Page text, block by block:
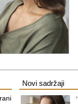
Novi sadržaji